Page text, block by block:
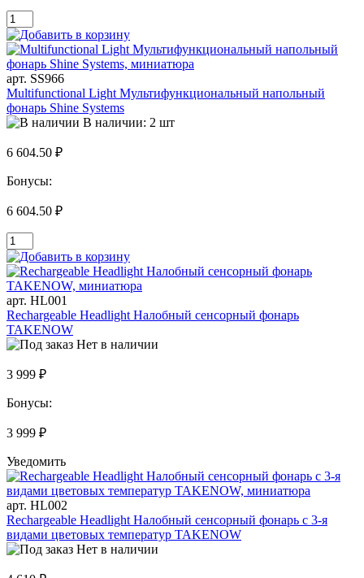
арт. SS966
Multifunctional Light Мультифункциональный напольный
фонарь Shine Systems
В наличии: 2 шт
6 604.50 ₽
Бонусы:
6 604.50 ₽
арт. HL001
Rechargeable Headlight Налобный сенсорный фонарь
TAKENOW
Нет в наличии
3 999 ₽
Бонусы:
3 999 ₽
Уведомить
арт. HL002
Rechargeable Headlight Налобный сенсорный фонарь с 3-я
видами цветовых температур TAKENOW
Нет в наличии